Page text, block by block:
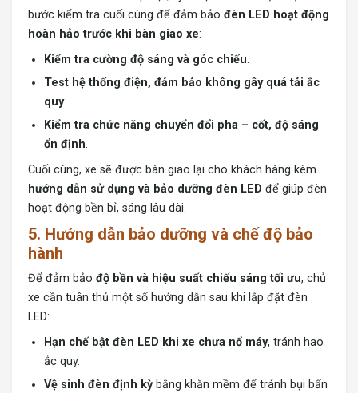
bước kiểm tra cuối cùng để đảm bảo đèn LED hoạt động
hoàn hảo trước khi bàn giao xe:
Kiểm tra cường độ sáng và góc chiếu.
Test hệ thống điện, đảm bảo không gây quá tải ắc
quy.
Kiểm tra chức năng chuyển đổi pha – cốt, độ sáng
ổn định.
Cuối cùng, xe sẽ được bàn giao lại cho khách hàng kèm
hướng dẫn sử dụng và bảo dưỡng đèn LED để giúp đèn
hoạt động bền bỉ, sáng lâu dài.
5. Hướng dẫn bảo dưỡng và chế độ bảo
hành
Để đảm bảo độ bền và hiệu suất chiếu sáng tối ưu, chủ
xe cần tuân thủ một số hướng dẫn sau khi lắp đặt đèn
LED:
Hạn chế bật đèn LED khi xe chưa nổ máy, tránh hao
ắc quy.
Vệ sinh đèn định kỳ bằng khăn mềm để tránh bụi bẩn